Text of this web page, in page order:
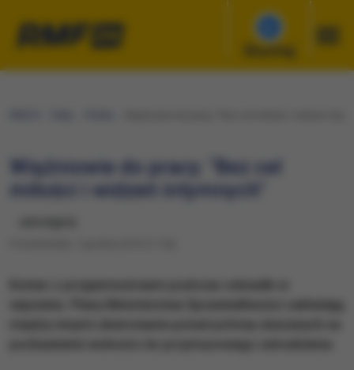
Słuchaj
Więźniowie do pracy. "Bez cel
miłości i widzeń intymnych"